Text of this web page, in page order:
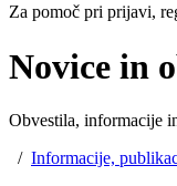
Za pomoč pri prijavi,
Novice in
Obvestila, informacije
/ Informacije,